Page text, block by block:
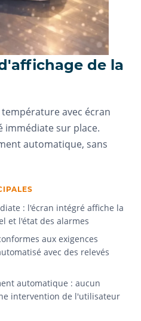
de la
avec écran
immédiate sur place.
automatique, sans
: l'écran intégré affiche la
et l'état des alarmes
aux exigences
avec des relevés
automatique : aucun
intervention de l'utilisateur